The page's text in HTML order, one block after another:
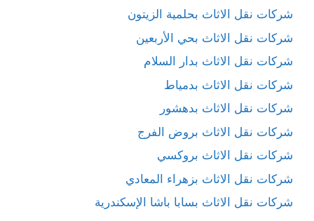
شركات نقل الاثاث بحلمية الزيتون
شركات نقل الاثاث بحي الأربعين
شركات نقل الاثاث بدار السلام
شركات نقل الاثاث بدمياط
شركات نقل الاثاث بدهشور
شركات نقل الاثاث بروض الفرج
شركات نقل الاثاث بروكسي
شركات نقل الاثاث بزهراء المعادي
شركات نقل الاثاث بسابا باشا الإسكندرية